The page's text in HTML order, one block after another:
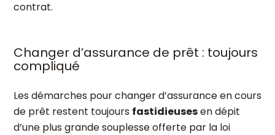
contrat.
Changer d’assurance de prêt : toujours
compliqué
Les démarches pour changer d’assurance en cours
de prêt restent toujours fastidieusesen dépit
d’une plus grande souplesse offerte par la loi